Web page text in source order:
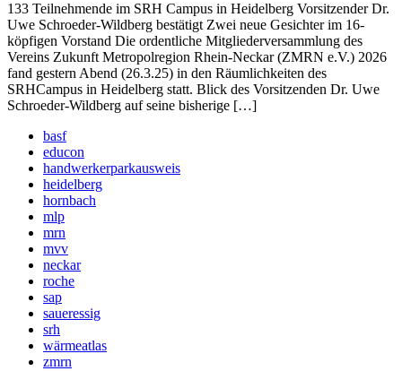
133 Teilnehmende im SRH Campus in Heidelberg Vorsitzender Dr.
Uwe Schroeder-Wildberg bestätigt Zwei neue Gesichter im 16-
köpfigen Vorstand Die ordentliche Mitgliederversammlung des
Vereins Zukunft Metropolregion Rhein-Neckar (ZMRN e.V.) 2026
fand gestern Abend (26.3.25) in den Räumlichkeiten des
SRHCampus in Heidelberg statt. Blick des Vorsitzenden Dr. Uwe
Schroeder-Wildberg auf seine bisherige […]
basf
educon
handwerkerparkausweis
heidelberg
hornbach
mlp
mrn
mvv
neckar
roche
sap
saueressig
srh
wärmeatlas
zmrn